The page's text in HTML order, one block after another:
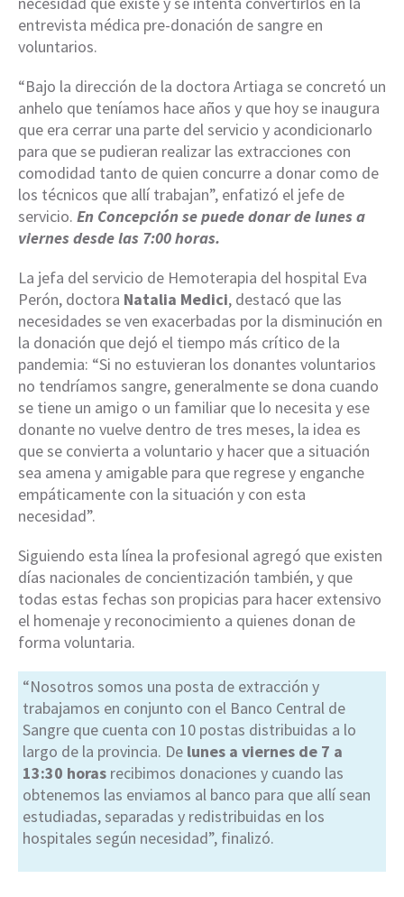
entrevista médica pre-donación de sangre en
voluntarios.
“Bajo la dirección de la doctora Artiaga se concretó un
anhelo que teníamos hace años y que hoy se inaugura
que era cerrar una parte del servicio y acondicionarlo
para que se pudieran realizar las extracciones con
comodidad tanto de quien concurre a donar como de
los técnicos que allí trabajan”, enfatizó el jefe de
servicio. En Concepción se puede donar de lunes a
viernes desde las 7:00 horas.
La jefa del servicio de Hemoterapia del hospital Eva
Perón, doctora Natalia Medici, destacó que las
necesidades se ven exacerbadas por la disminución en
la donación que dejó el tiempo más crítico de la
pandemia: “Si no estuvieran los donantes voluntarios
no tendríamos sangre, generalmente se dona cuando
se tiene un amigo o un familiar que lo necesita y ese
donante no vuelve dentro de tres meses, la idea es
que se convierta a voluntario y hacer que a situación
sea amena y amigable para que regrese y enganche
empáticamente con la situación y con esta
necesidad”.
Siguiendo esta línea la profesional agregó que existen
días nacionales de concientización también, y que
todas estas fechas son propicias para hacer extensivo
el homenaje y reconocimiento a quienes donan de
forma voluntaria.
“Nosotros somos una posta de extracción y
trabajamos en conjunto con el Banco Central de
Sangre que cuenta con 10 postas distribuidas a lo
largo de la provincia. De lunes a viernes de 7 a
13:30 horas recibimos donaciones y cuando las
obtenemos las enviamos al banco para que allí sean
estudiadas, separadas y redistribuidas en los
hospitales según necesidad”, finalizó.